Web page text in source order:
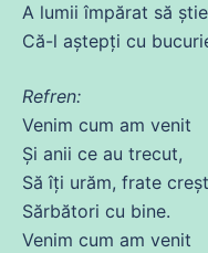
A lumii împărat să știe
Că-l aștepți cu
Refren:
Venim cum am venit
Și anii ce au trecut,
Să îți urăm, frate
Sărbători cu bine.
Venim cum am venit